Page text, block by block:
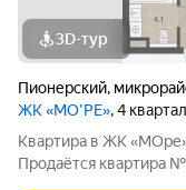
3D-тур
Пионерский,
ЖК «МО’РЕ», 4
Квартира в ЖК «МОре» 200 метров до Балтийского
Продаётся квартира